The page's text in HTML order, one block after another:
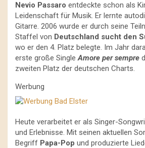
Nevio Passaro entdeckte schon als
Leidenschaft für Musik. Er lernte
Gitarre. 2006 wurde er durch seine
Staffel von Deutschland sucht den
wo er den 4. Platz belegte. Im Jahr
erste große SingleAmore per sempre
zweiten Platz der deutschen Charts.
Werbung
Heute verarbeitet er als Singer-
und Erlebnisse. Mit seinen aktuellen
Begriff Papa-Pop und produzierte